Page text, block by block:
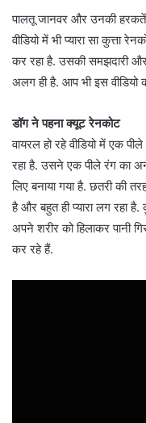
पालतू जानवर और उनकी
वीडियो में भी प्यारा सा कुत्ता
कर रहा है. उसकी समझदारी
अलग ही है. आप भी इस वीडियो
डॉग ने पहना क्यूट रेनकोट
वायरल हो रहे वीडियो में एक
रहा है. उसने एक पीले रंग का
लिए बनाया गया है. छतरी की
है और बहुत ही प्यारा लग रहा
अपने शरीर को हिलाकर पानी
कर रहे हैं.